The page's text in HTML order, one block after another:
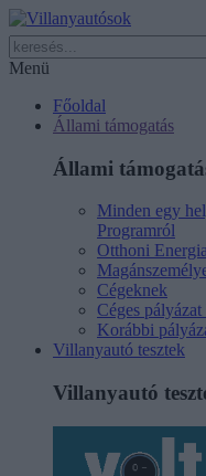
Menü
Főoldal
Állami támogatás
Állami
Minden egy
Programról
Otthoni
Cégeknek
Céges
Korábbi
Villanyautó tesztek
Villanyautó